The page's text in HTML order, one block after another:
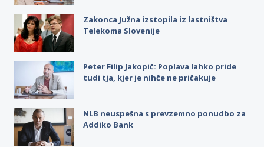
Zakonca Južna izstopila iz lastništva
Telekoma Slovenije
Peter Filip Jakopič: Poplava lahko pride
tudi tja, kjer je nihče ne pričakuje
NLB neuspešna s prevzemno ponudbo za
Addiko Bank